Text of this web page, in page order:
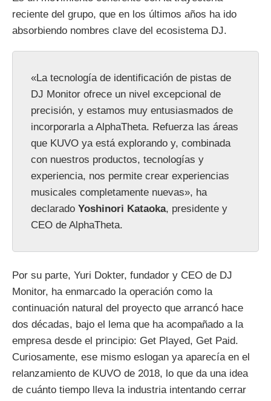
reciente del grupo, que en los últimos años ha ido
absorbiendo nombres clave del ecosistema DJ.
«La tecnología de identificación de pistas de
DJ Monitor ofrece un nivel excepcional de
precisión, y estamos muy entusiasmados de
incorporarla a AlphaTheta. Refuerza las áreas
que KUVO ya está explorando y, combinada
con nuestros productos, tecnologías y
experiencia, nos permite crear experiencias
musicales completamente nuevas», ha
declarado Yoshinori Kataoka, presidente y
CEO de AlphaTheta.
Por su parte, Yuri Dokter, fundador y CEO de DJ
Monitor, ha enmarcado la operación como la
continuación natural del proyecto que arrancó hace
dos décadas, bajo el lema que ha acompañado a la
empresa desde el principio: Get Played, Get Paid.
Curiosamente, ese mismo eslogan ya aparecía en el
relanzamiento de KUVO de 2018, lo que da una idea
de cuánto tiempo lleva la industria intentando cerrar